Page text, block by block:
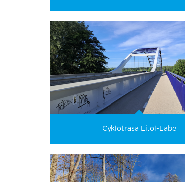
Cyklotrasa Litol-Labe